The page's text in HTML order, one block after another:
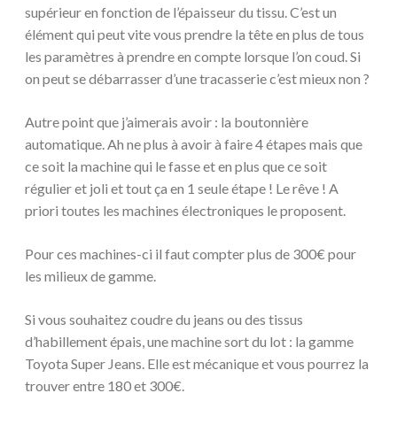
supérieur en fonction de l’épaisseur du tissu. C’est un
élément qui peut vite vous prendre la tête en plus de tous
les paramètres à prendre en compte lorsque l’on coud. Si
on peut se débarrasser d’une tracasserie c’est mieux non ?
Autre point que j’aimerais avoir : la boutonnière
automatique. Ah ne plus à avoir à faire 4 étapes mais que
ce soit la machine qui le fasse et en plus que ce soit
régulier et joli et tout ça en 1 seule étape ! Le rêve ! A
priori toutes les machines électroniques le proposent.
Pour ces machines-ci il faut compter plus de 300€ pour
les milieux de gamme.
Si vous souhaitez coudre du jeans ou des tissus
d’habillement épais, une machine sort du lot : la gamme
Toyota Super Jeans. Elle est mécanique et vous pourrez la
trouver entre 180 et 300€.